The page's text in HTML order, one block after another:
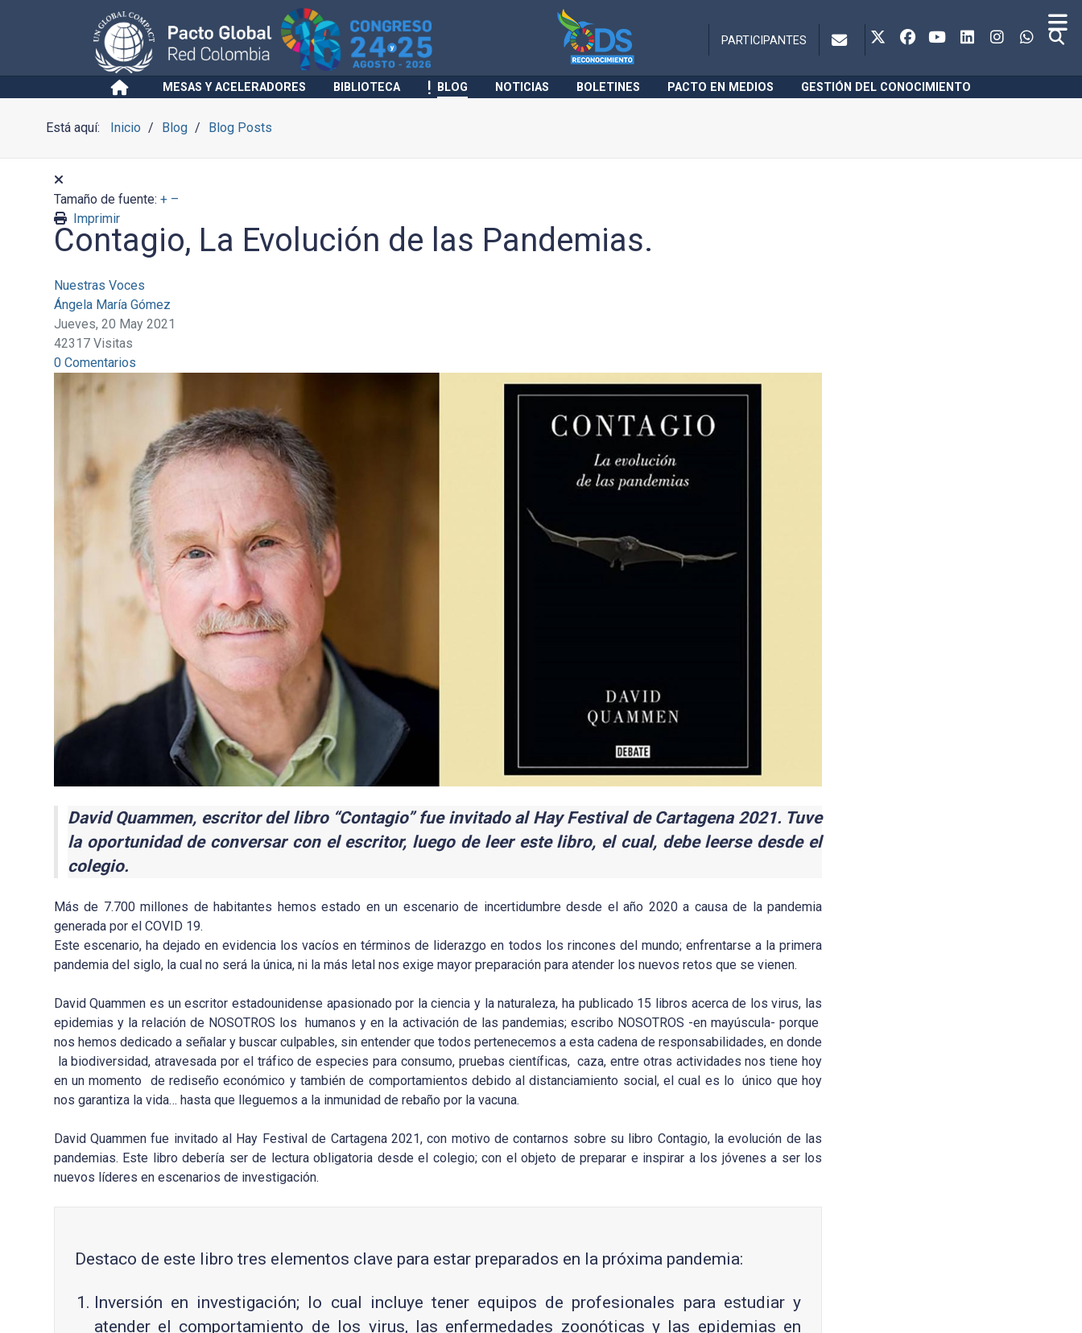
PARTICIPANTES
MESAS Y ACELERADORES BIBLIOTECA BLOG NOTICIAS BOLETINES PACTO EN MEDIOS GESTIÓN DEL CONOCIMIENTO
Está aquí: Inicio Blog Blog Posts
Tamaño de fuente: + –
Imprimir
Contagio, La Evolución de las Pandemias.
Nuestras Voces
Ángela María Gómez
Jueves, 20 May 2021
42317 Visitas
0 Comentarios
David Quammen, escritor del libro “Contagio” fue invitado al Hay Festival de Cartagena 2021. Tuve
la oportunidad de conversar con el escritor, luego de leer este libro, el cual, debe leerse desde el
colegio.
Más de 7.700 millones de habitantes hemos estado en un escenario de incertidumbre desde el año 2020 a causa de la pandemia
generada por el COVID 19.
Este escenario, ha dejado en evidencia los vacíos en términos de liderazgo en todos los rincones del mundo; enfrentarse a la primera
pandemia del siglo, la cual no será la única, ni la más letal nos exige mayor preparación para atender los nuevos retos que se vienen.
David Quammen es un escritor estadounidense apasionado por la ciencia y la naturaleza, ha publicado 15 libros acerca de los virus, las
epidemias y la relación de NOSOTROS los humanos y en la activación de las pandemias; escribo NOSOTROS -en mayúscula- porque
nos hemos dedicado a señalar y buscar culpables, sin entender que todos pertenecemos a esta cadena de responsabilidades, en donde
la biodiversidad, atravesada por el tráfico de especies para consumo, pruebas científicas, caza, entre otras actividades nos tiene hoy
en un momento de rediseño económico y también de comportamientos debido al distanciamiento social, el cual es lo único que hoy
nos garantiza la vida… hasta que lleguemos a la inmunidad de rebaño por la vacuna.
David Quammen fue invitado al Hay Festival de Cartagena 2021, con motivo de contarnos sobre su libro Contagio, la evolución de las
pandemias. Este libro debería ser de lectura obligatoria desde el colegio; con el objeto de preparar e inspirar a los jóvenes a ser los
nuevos líderes en escenarios de investigación.
Destaco de este libro tres elementos clave para estar preparados en la próxima pandemia:
Inversión en investigación; lo cual incluye tener equipos de profesionales para estudiar y
atender el comportamiento de los virus, las enfermedades zoonóticas y las epidemias en